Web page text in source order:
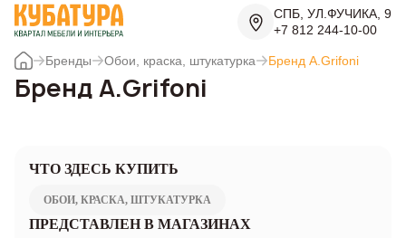
СПБ, УЛ.ФУЧИКА, 9
+7 812 244-10-00
Бренды Обои, краска, штукатурка Бренд A.Grifoni
Бренд A.Grifoni
ЧТО ЗДЕСЬ КУПИТЬ
ОБОИ, КРАСКА, ШТУКАТУРКА
ПРЕДСТАВЛЕН В МАГАЗИНАХ